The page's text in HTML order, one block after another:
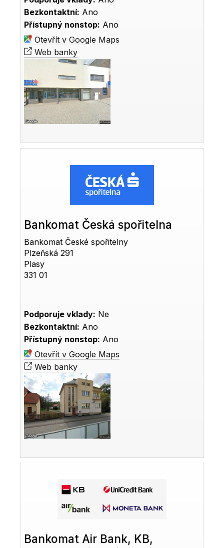
Bezkontaktní: Ano
Přístupný nonstop: Ano
Otevřít v Google Maps
Web banky
Bankomat Česká spořitelna
Bankomat České spořitelny
Plzeňská 291
Plasy
331 01
Podporuje vklady: Ne
Bezkontaktní: Ano
Přístupný nonstop: Ano
Otevřít v Google Maps
Web banky
Bankomat Air Bank, KB,